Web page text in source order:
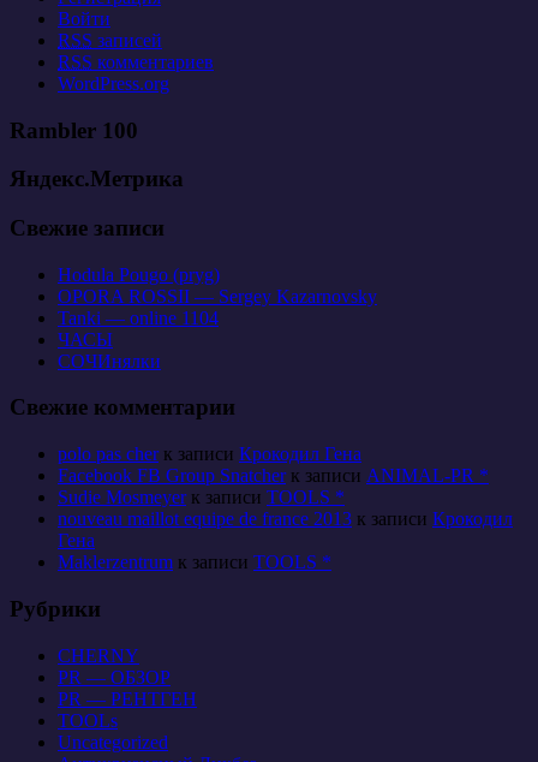
Войти
RSS записей
RSS комментариев
WordPress.org
Rambler 100
Яндекс.Метрика
Свежие записи
Hodula Pougo (pryg)
OPORA ROSSII — Sergey Kazarnovsky
Tanki — online 1104
ЧАСЫ
СОЧИнялки
Свежие комментарии
polo pas cherк записи Крокодил Гена
Facebook FB Group Snatcherк записи ANIMAL-PR *
Sudie Mosmeyerк записи TOOLS *
nouveau maillot equipe de france 2013 к записи Крокодил
Гена
Maklerzentrum к записи TOOLS *
Рубрики
CHERNY
PR — ОБЗОР
PR — РЕНТГЕН
TOOLs
Uncategorized